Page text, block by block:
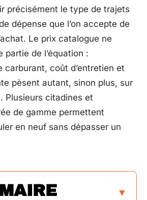
précisément le type de trajets
dépense que l’on accepte de
Le prix catalogue ne
partie de l’équation :
carburant, coût d’entretien et
pèsent autant, sinon plus, sur
Plusieurs citadines et
de gamme permettent
en neuf sans dépasser un